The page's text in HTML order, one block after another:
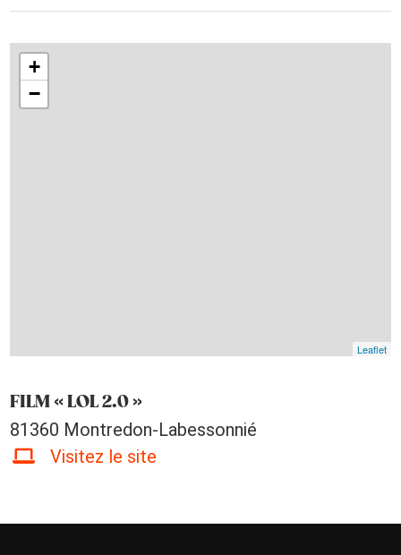
+
−
Leaflet
FILM « LOL 2.0 »
81360 Montredon-Labessonnié
Visitez le site